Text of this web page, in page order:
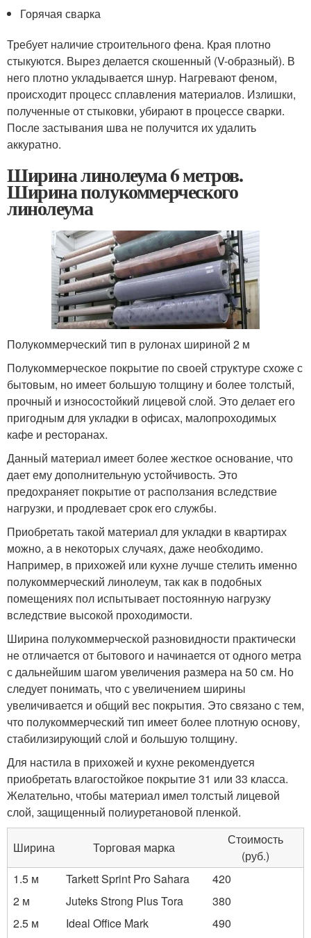
Горячая сварка
Требует наличие строительного фена. Края плотно
стыкуются. Вырез делается скошенный (V-образный). В
него плотно укладывается шнур. Нагревают феном,
происходит процесс сплавления материалов. Излишки,
полученные от стыковки, убирают в процессе сварки.
После застывания шва не получится их удалить
аккуратно.
Ширина линолеума 6 метров.
Ширина полукоммерческого
линолеума
Полукоммерческий тип в рулонах шириной 2 м
Полукоммерческое покрытие по своей структуре схоже с
бытовым, но имеет большую толщину и более толстый,
прочный и износостойкий лицевой слой. Это делает его
пригодным для укладки в офисах, малопроходимых
кафе и ресторанах.
Данный материал имеет более жесткое основание, что
дает ему дополнительную устойчивость. Это
предохраняет покрытие от расползания вследствие
нагрузки, и продлевает срок его службы.
Приобретать такой материал для укладки в квартирах
можно, а в некоторых случаях, даже необходимо.
Например, в прихожей или кухне лучше стелить именно
полукоммерческий линолеум, так как в подобных
помещениях пол испытывает постоянную нагрузку
вследствие высокой проходимости.
Ширина полукоммерческой разновидности практически
не отличается от бытового и начинается от одного метра
с дальнейшим шагом увеличения размера на 50 см. Но
следует понимать, что с увеличением ширины
увеличивается и общий вес покрытия. Это связано с тем,
что полукоммерческий тип имеет более плотную основу,
стабилизирующий слой и большую толщину.
Для настила в прихожей и кухне рекомендуется
приобретать влагостойкое покрытие 31 или 33 класса.
Желательно, чтобы материал имел толстый лицевой
слой, защищенный полиуретановой пленкой.
Ширина Торговая марка
Стоимость
(руб.)
1.5 м
Tarkett Sprint Pro Sahara
420
2 м
Juteks Strong Plus Tora
380
2.5 м
Ideal Office Mark
490